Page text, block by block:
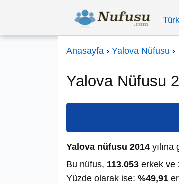
Anasayfa › Yalova Nüfusu ›
Yalova Nüfusu
Yalova nüfusu 2014 yılına
Bu nüfus, 113.053 erkek ve
Yüzde olarak ise: %49,91